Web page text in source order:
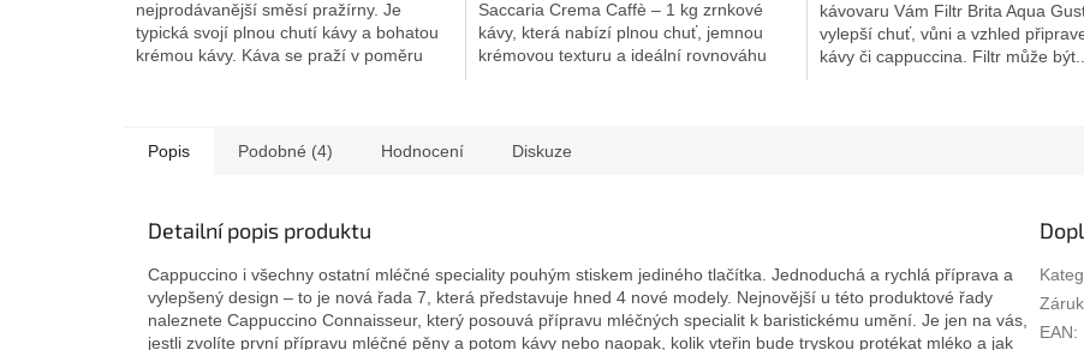
hvězdiček.
nejprodávanější směsí pražírny. Je
typická svojí plnou chutí kávy a bohatou
krémou kávy. Káva se praží v poměru
hvězdiček.
Saccaria Crema Caffè – 1 kg zrnkové
kávy, která nabízí plnou chuť, jemnou
krémovou texturu a ideální rovnováhu
hvězdiček.
kávovaru Vám Filtr Brita Aqua
vylepší chuť, vůni a vzhled
kávy či cappuccina. Filtr může být...
Popis Podobné (4) Hodnocení Diskuze
Detailní popis produktu
Cappuccino i všechny ostatní mléčné speciality pouhým stiskem jediného tlačítka. Jednoduchá a rychlá příprava a
vylepšený design – to je nová řada 7, která představuje hned 4 nové modely. Nejnovější u této produktové řady
naleznete Cappuccino Connaisseur, který posouvá přípravu mléčných specialit k baristickému umění. Je jen na vás,
jestli zvolíte první přípravu mléčné pěny a potom kávy nebo naopak, kolik vteřin bude tryskou protékat mléko a jak
EAN: